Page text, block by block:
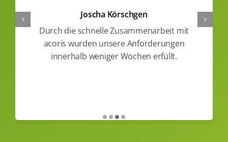
Joscha Körschgen
schnelle Zusammenarbeit mit
wurden unsere Anforderungen
weniger Wochen erfüllt.
Die
Es ist